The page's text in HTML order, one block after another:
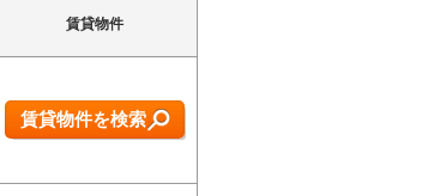
賃貸物件
賃貸物件を検索